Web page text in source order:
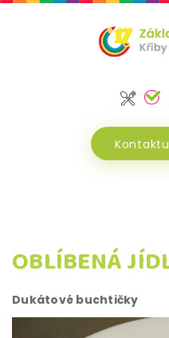
OBLÍBENÁ
Dukátové buchtičky